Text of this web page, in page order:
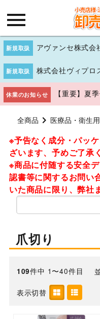
新規取扱 アヴァンセ株式会
新規取扱 株式会社ヴィプロ
休業のお知らせ 【重要】夏
全商品 医療品・衛生
※予告なく成分・パッ
ざいます、予めご了承
※商品に付随する安全
認書等に関するお問い
いた商品に限り、弊社
爪切り
109件中 1〜40件目
表示切替